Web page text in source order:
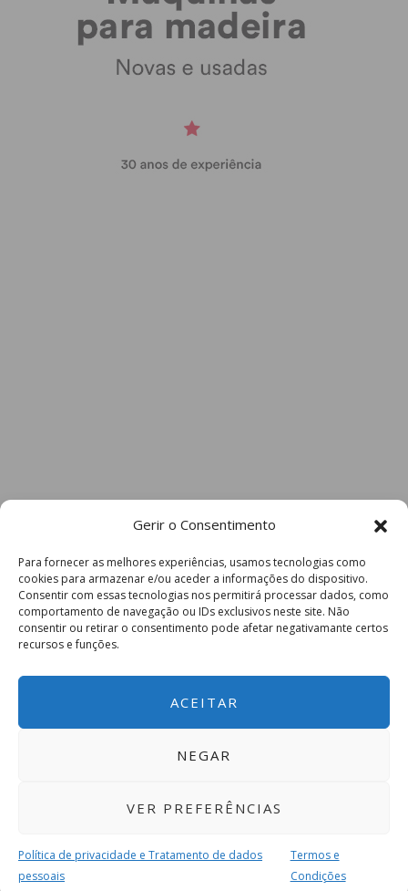
Gerir o Consentimento
Para fornecer as melhores experiências, usamos tecnologias como
cookies para armazenar e/ou aceder a informações do dispositivo.
Consentir com essas tecnologias nos permitirá processar dados, como
comportamento de navegação ou IDs exclusivos neste site. Não
consentir ou retirar o consentimento pode afetar negativamante certos
recursos e funções.
ACEITAR
NEGAR
VER PREFERÊNCIAS
Política de privacidade e Tratamento de dados
pessoais
Termos e
Condições